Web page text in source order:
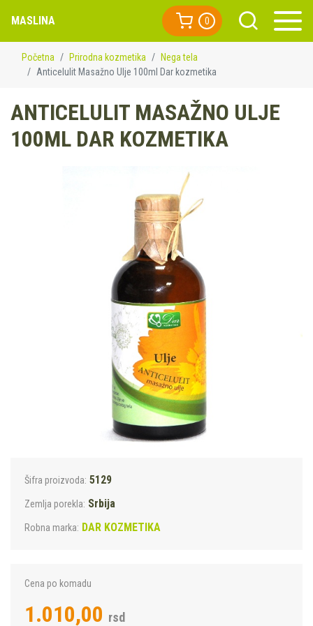
MASLINA 0
Početna Prirodna kozmetika
Nega tela
Anticelulit Masažno Ulje 100ml Dar kozmetika
ANTICELULIT MASAŽNO ULJE
100ML DAR KOZMETIKA
Šifra proizvoda: 5129
Zemlja porekla: Srbija
Robna marka: DAR KOZMETIKA
Cena po komadu
1.010,00 rsd